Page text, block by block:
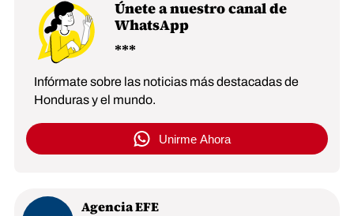
Únete a nuestro canal de
WhatsApp
Infórmate sobre las noticias más destacadas de
Honduras y el mundo.
Unirme Ahora
Agencia EFE